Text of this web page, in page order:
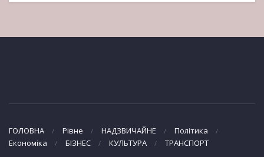
ГОЛОВНА Рівне НАДЗВИЧАЙНЕ
Політика
Економіка
БІЗНЕС КУЛЬТУРА ТРАНСПОРТ